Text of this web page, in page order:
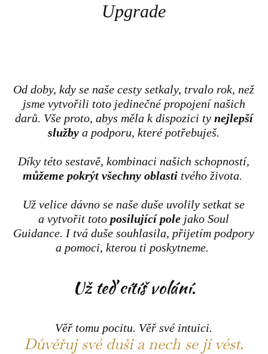
Upgrade
Od doby, kdy se naše cesty setkaly, trvalo rok, než
jsme vytvořili toto jedinečné propojení našich
darů. Vše proto, abys měla k dispozici ty nejlepší
služby a podporu, které potřebuješ.
Díky této sestavě, kombinaci našich schopností,
můžeme pokrýt všechny oblasti tvého života.
Už velice dávno se naše duše uvolily setkat se
a vytvořit toto posilující pole jako Soul
Guidance. I tvá duše souhlasila, přijetím podpory
a pomoci, kterou ti poskytneme.
Už teď cítíš volání.
Věř tomu pocitu. Věř své intuici.
Důvěřuj své duši a nech se jí vést.